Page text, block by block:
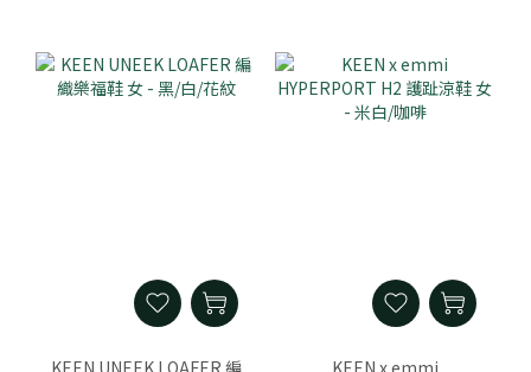
KEEN UNEEK LOAFER 編
KEEN x emmi